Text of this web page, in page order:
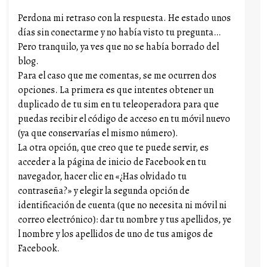
Perdona mi retraso con la respuesta. He estado unos
días sin conectarme y no había visto tu pregunta…
Pero tranquilo, ya ves que no se había borrado del
blog.
Para el caso que me comentas, se me ocurren dos
opciones. La primera es que intentes obtener un
duplicado de tu sim en tu teleoperadora para que
puedas recibir el código de acceso en tu móvil nuevo
(ya que conservarías el mismo número).
La otra opción, que creo que te puede servir, es
acceder a la página de inicio de Facebook en tu
navegador, hacer clic en «¿Has olvidado tu
contraseña?» y elegir la segunda opción de
identificación de cuenta (que no necesita ni móvil ni
correo electrónico): dar tu nombre y tus apellidos, ye
l nombre y los apellidos de uno de tus amigos de
Facebook.